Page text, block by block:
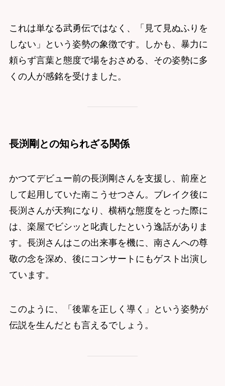
これは単なる武勇伝ではなく、「見て見ぬふりを
しない」という姿勢の象徴です。しかも、暴力に
頼らず言葉と態度で場をおさめる、その姿勢に多
くの人が感銘を受けました。
長渕剛との知られざる関係
かつてデビュー前の長渕剛さんを支援し、前座と
して起用していた南こうせつさん。ブレイク後に
長渕さんが天狗になり、横柄な態度をとった際に
は、楽屋でビシッと叱責したという逸話がありま
す。長渕さんはこの出来事を機に、南さんへの尊
敬の念を深め、後にコンサートにもゲスト出演し
ています。
このように、「後輩を正しく導く」という姿勢が
伝説を生んだとも言えるでしょう。